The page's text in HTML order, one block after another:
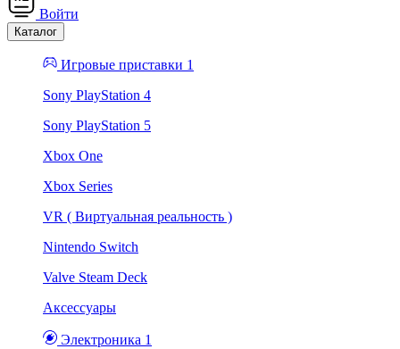
Войти
Каталог
Игровые приставки 1
Sony PlayStation 4
Sony PlayStation 5
Xbox One
Xbox Series
VR ( Виртуальная реальность )
Nintendo Switch
Valve Steam Deck
Аксессуары
Электроника 1